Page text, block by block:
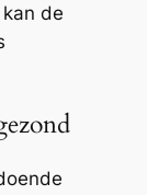
de